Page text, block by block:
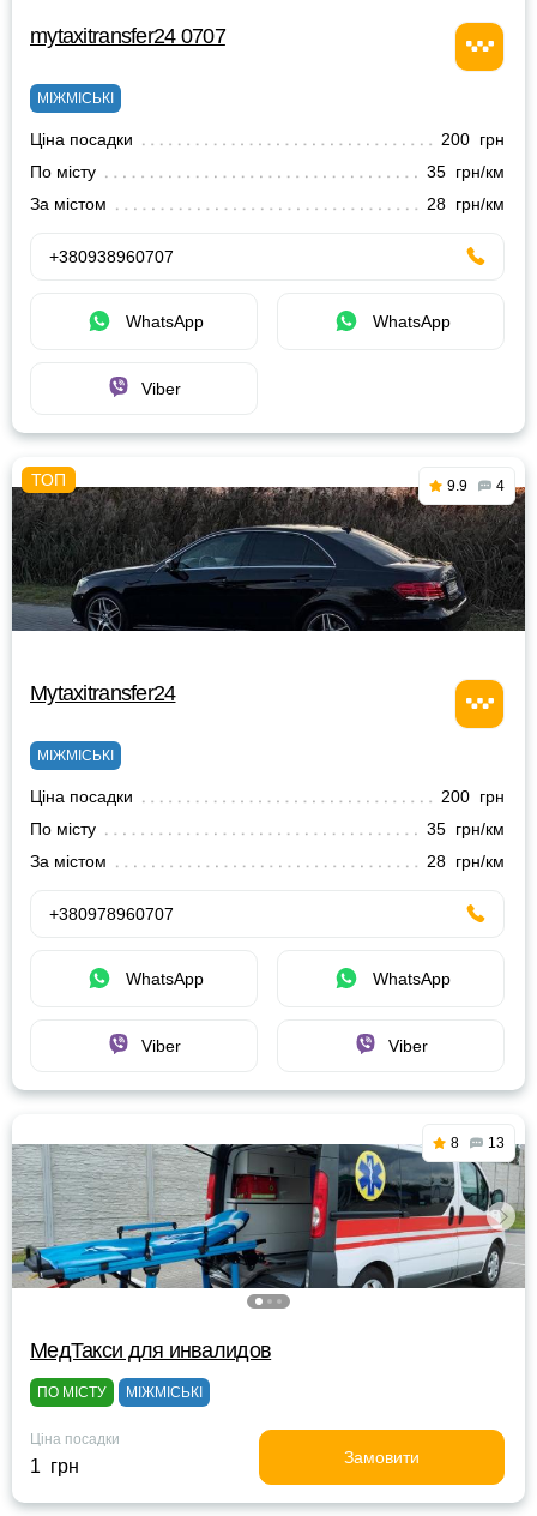
mytaxitransfer24 0707
МІЖМІСЬКІ
Ціна посадки
200 грн
По місту
35 грн/км
За містом
28 грн/км
+380938960707
WhatsApp WhatsApp
Viber
9.9 4
Mytaxitransfer24
МІЖМІСЬКІ
Ціна посадки
200 грн
По місту
35 грн/км
За містом
28 грн/км
+380978960707
WhatsApp WhatsApp
Viber Viber
8 13
МедТакси для инвалидов
ПО МІСТУ МІЖМІСЬКІ
Ціна посадки
1 грн Замовити